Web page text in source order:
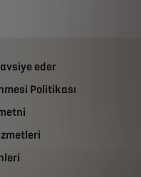
eder
Politikası